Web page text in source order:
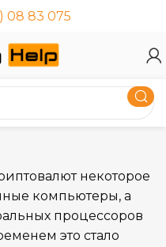
08 83 075
некоторое
компьютеры, а
процессоров
это стало